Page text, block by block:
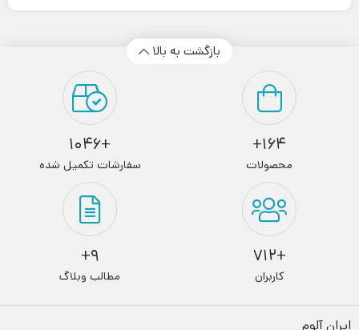
بازگشت به بالا
164+
محصولات
+1046
سفارشات تکمیل شده
+712
کاربران
9+
مطالب وبلاگ
ایران آلوم